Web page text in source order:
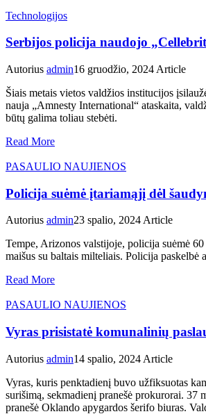
Technologijos
Serbijos policija naudojo
Autorius admin16 gruodžio, 2024 Article
Šiais metais vietos valdžios institucijos
nauja „Amnesty International“ ataskaita,
būtų galima toliau stebėti.
Read More
PASAULIO NAUJIENOS
Policija suėmė įtariamąjį dėl
Autorius admin23 spalio, 2024Article
Tempe, Arizonos valstijoje, policija suėmė
maišus su baltais milteliais. Policija
Read More
PASAULIO NAUJIENOS
Vyras prisistatė komunalinių
Autorius admin14 spalio, 2024 Article
Vyras, kuris penktadienį buvo užfiksuotas
surišimą, sekmadienį pranešė prokurorai. 37
pranešė Oklando apygardos šerifo biuras.